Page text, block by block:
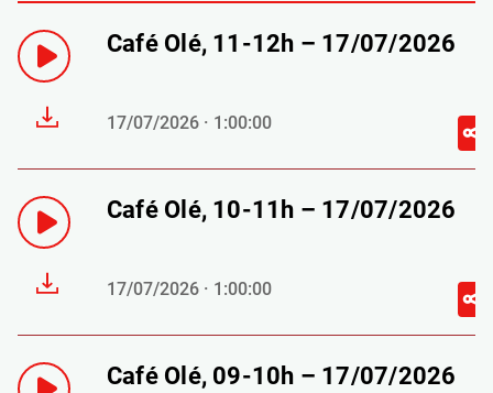
Café Olé, 11-12h – 17/07/2026
17/07/2026 · 1:00:00
Café Olé, 10-11h – 17/07/2026
17/07/2026 · 1:00:00
Café Olé, 09-10h – 17/07/2026